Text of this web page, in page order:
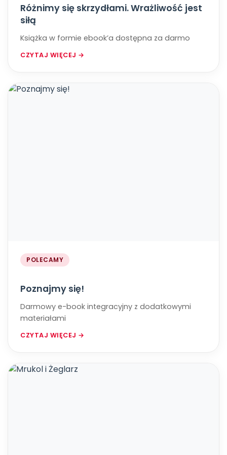
Różnimy się skrzydłami. Wrażliwość jest
siłą
Książka w formie ebook’a dostępna za darmo
CZYTAJ WIĘCEJ →
POLECAMY
Poznajmy się!
Darmowy e-book integracyjny z dodatkowymi
materiałami
CZYTAJ WIĘCEJ →